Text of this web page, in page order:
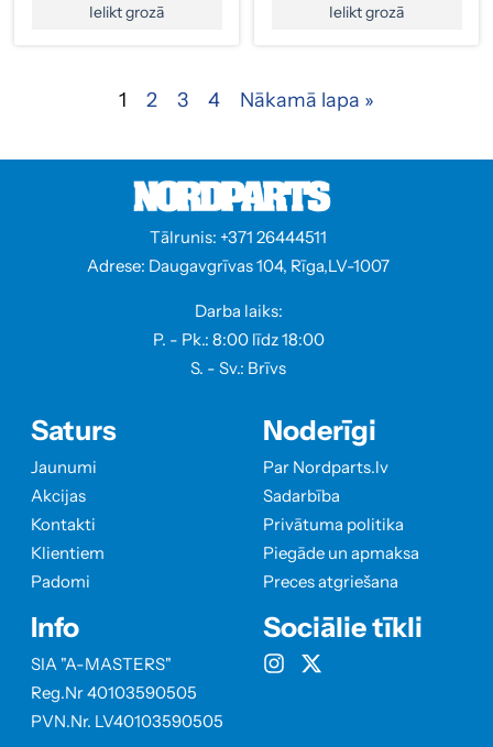
Ielikt grozā Ielikt grozā
1 2 3 4 Nākamā lapa »
Tālrunis: +371 26444511
Adrese: Daugavgrīvas 104, Rīga,LV-1007
Darba laiks:
P. - Pk.: 8:00 līdz 18:00
S. - Sv.: Brīvs
Saturs
Jaunumi
Akcijas
Kontakti
Klientiem
Padomi
Info
SIA "A-MASTERS"
Reg.Nr 40103590505
PVN.Nr. LV40103590505
Noderīgi
Par Nordparts.lv
Sadarbība
Privātuma politika
Piegāde un apmaksa
Preces atgriešana
Sociālie tīkli